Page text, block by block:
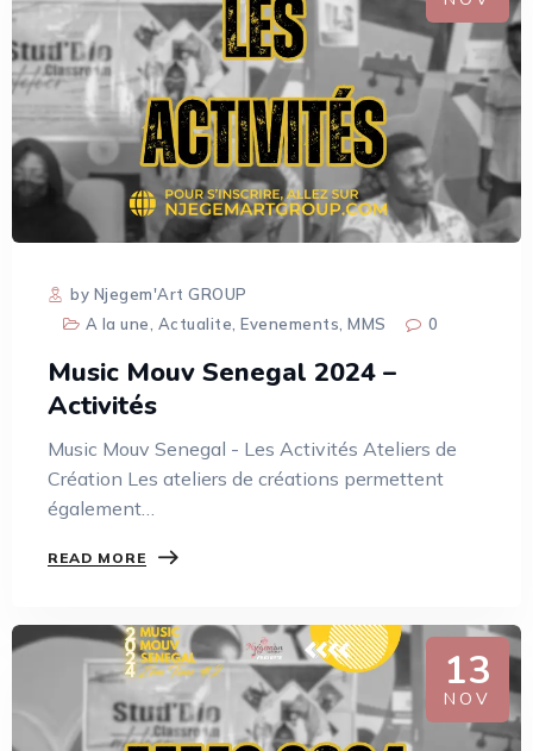
by Njegem'Art GROUP
A la une Actualite ,Evenements ,MMS 0
Music Mouv Senegal 2024 –
Activités
Music Mouv Senegal - Les Activités Ateliers de
Création Les ateliers de créations permettent
également…
READ MORE
13
NOV